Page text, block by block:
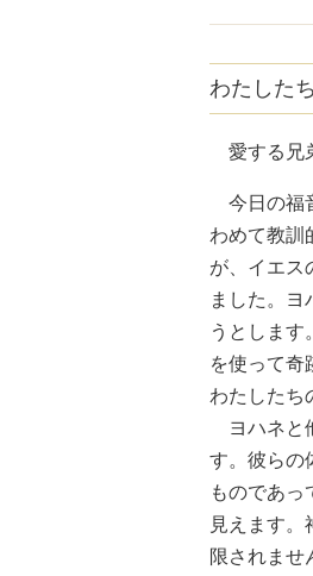
わたした
愛する兄
今日の福
わめて教訓
が、イエス
ました。ヨ
うとします
を使って奇
わたしたち
ヨハネと
す。彼らの
ものであ
見えます。
限されませ